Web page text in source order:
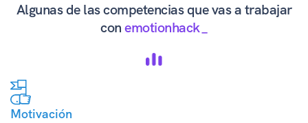
Algunas de las competencias que vas a trabajar
conemotionhack_
Motivación